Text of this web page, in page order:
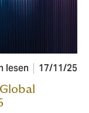
lesen 17/11/25